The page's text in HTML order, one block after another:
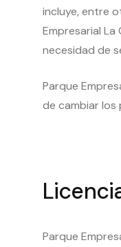
incluye, entre
Empresarial
necesidad de
Parque
de cambiar los
Parque